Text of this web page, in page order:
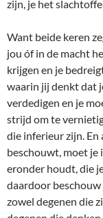
zijn, je het
Want beide keren
jou óf in de macht
krijgen en je
waarin jij denkt dat
verdedigen en je
strijd om te
die inferieur zijn.
beschouwt, moet je
eronder houdt, die
daardoor beschouw
zowel degenen die